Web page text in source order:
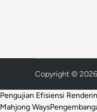
Copyright © 2026
Pengujian Efisiensi
Mahjong Ways